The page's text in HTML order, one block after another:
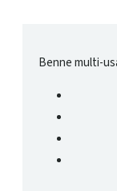
Benne multi-